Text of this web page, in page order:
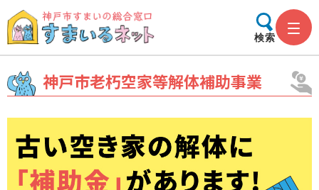
検索
神戸市老朽空家等解体補助事業